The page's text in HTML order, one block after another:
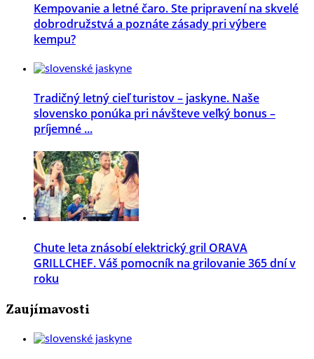
Kempovanie a letné čaro. Ste pripravení na skvelé
dobrodružstvá a poznáte zásady pri výbere
kempu?
Tradičný letný cieľ turistov – jaskyne. Naše
slovensko ponúka pri návšteve veľký bonus –
príjemné ...
Chute leta znásobí elektrický gril ORAVA
GRILLCHEF. Váš pomocník na grilovanie 365 dní v
roku
Zaujímavosti